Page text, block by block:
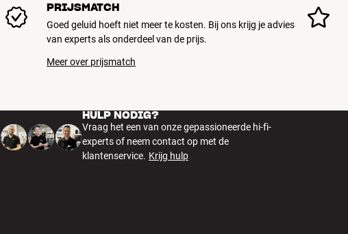
PRIJSMATCH
Goed geluid hoeft niet meer te kosten. Bij ons krijg je advies
van experts als onderdeel van de prijs.
Meer over prijsmatch
HULP NODIG?
Vraag het een van onze gepassioneerde hi-fi-
experts of neem contact op met de
klantenservice. Krijg hulp